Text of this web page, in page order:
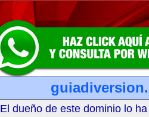
El dueño de este dominio lo